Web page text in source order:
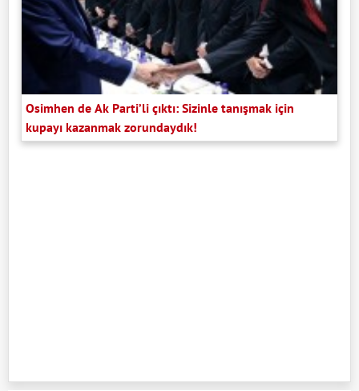
Osimhen de Ak Parti’li çıktı: Sizinle tanışmak için
kupayı kazanmak zorundaydık!